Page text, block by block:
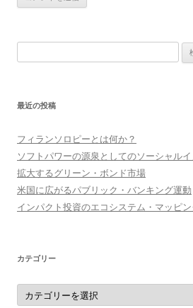
最近の投稿
フィランソロピーとは何か？
ソフトパワーの源泉としてのソーシャル
拡大するグリーン・ボンド市場
米国に広がるパブリック・バンキング運動
インパクト投資のエコシステム・マッピ
カテゴリー
カ
テ